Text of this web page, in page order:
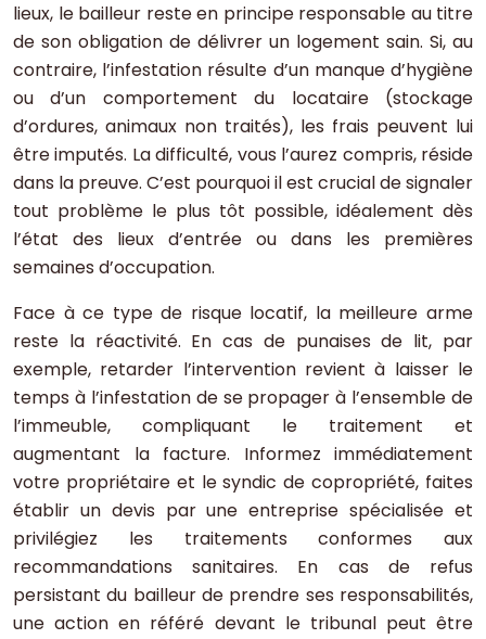
lieux, le bailleur reste en principe responsable au titre
de son obligation de délivrer un logement sain. Si, au
contraire, l’infestation résulte d’un manque d’hygiène
ou d’un comportement du locataire (stockage
d’ordures, animaux non traités), les frais peuvent lui
être imputés. La difficulté, vous l’aurez compris, réside
dans la preuve. C’est pourquoi il est crucial de signaler
tout problème le plus tôt possible, idéalement dès
l’état des lieux d’entrée ou dans les premières
semaines d’occupation.
Face à ce type de risque locatif, la meilleure arme
reste la réactivité. En cas de punaises de lit, par
exemple, retarder l’intervention revient à laisser le
temps à l’infestation de se propager à l’ensemble de
l’immeuble, compliquant le traitement et
augmentant la facture. Informez immédiatement
votre propriétaire et le syndic de copropriété, faites
établir un devis par une entreprise spécialisée et
privilégiez les traitements conformes aux
recommandations sanitaires. En cas de refus
persistant du bailleur de prendre ses responsabilités,
une action en référé devant le tribunal peut être